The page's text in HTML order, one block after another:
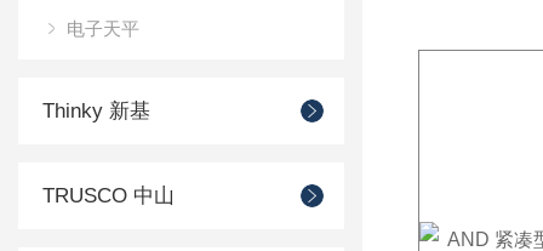
电子天平
Thinky 新基
TRUSCO 中山